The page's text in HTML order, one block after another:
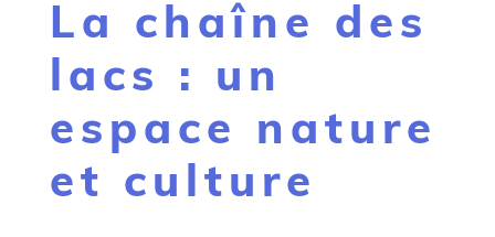
g
e
La chaîne des
lacs : un
espace nature
et culture